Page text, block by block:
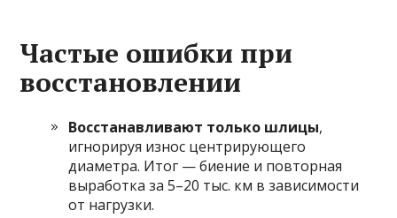
Частые ошибки при
восстановлении
Восстанавливают только шлицы,
игнорируя износ центрирующего
диаметра. Итог — биение и повторная
выработка за 5–20 тыс. км в зависимости
от нагрузки.